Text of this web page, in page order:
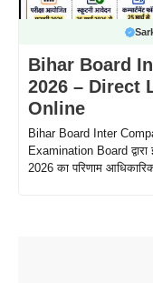
Bihar Board
2026 – Direct
Online
Bihar Board Inter
Examination Board द्वारा
2026 का परिणाम